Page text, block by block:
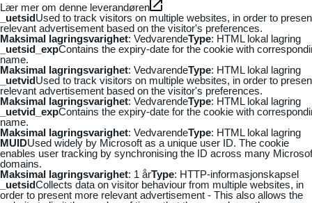
Lær mer om denne leverandøren
_uetsidUsed to track visitors on multiple websites, in order to
relevant advertisement based on the visitor's preferences.
Maksimal lagringsvarighet: VedvarendeType: HTML lokal lagring
_uetsid_expContains the expiry-date for the cookie with
name.
Maksimal lagringsvarighet: VedvarendeType: HTML lokal lagring
_uetvidUsed to track visitors on multiple websites, in order to
relevant advertisement based on the visitor's preferences.
Maksimal lagringsvarighet: VedvarendeType: HTML lokal lagring
_uetvid_expContains the expiry-date for the cookie with
name.
Maksimal lagringsvarighet: VedvarendeType: HTML lokal lagring
MUIDUsed widely by Microsoft as a unique user ID. The cookie
enables user tracking by synchronising the ID across many
domains.
Maksimal lagringsvarighet: 1 årType: HTTP-informasjonskapsel
_uetsidCollects data on visitor behaviour from multiple websites, in
order to present more relevant advertisement - This also allows the